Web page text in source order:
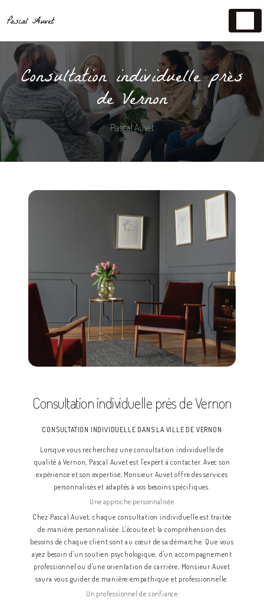
Consultation individuelle près
de Vernon
Pascal Auvet
Consultation individuelle près de Vernon
CONSULTATION INDIVIDUELLE DANS LA VILLE DE VERNON
Lorsque vous recherchez une consultation individuelle de
qualité à Vernon, Pascal Auvet est l'expert à contacter. Avec son
expérience et son expertise, Monsieur Auvet offre des services
personnalisés et adaptés à vos besoins spécifiques.
Une approche personnalisée
Chez Pascal Auvet, chaque consultation individuelle est traitée
de manière personnalisée. L'écoute et la compréhension des
besoins de chaque client sont au cœur de sa démarche. Que vous
ayez besoin d'un soutien psychologique, d'un accompagnement
professionnel ou d'une orientation de carrière, Monsieur Auvet
saura vous guider de manière empathique et professionnelle.
Un professionnel de confiance